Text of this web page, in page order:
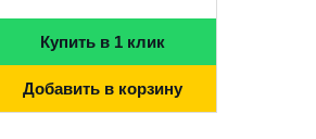
Купить в 1 клик
Добавить в корзину